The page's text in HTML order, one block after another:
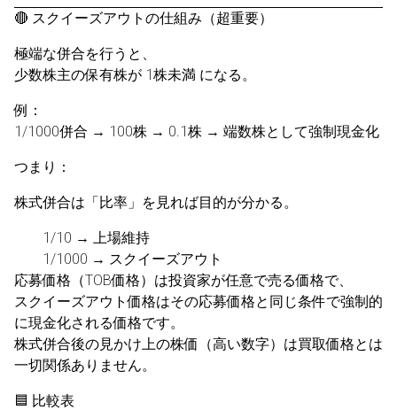
🔴 スクイーズアウトの仕組み（超重要）
極端な併合を行うと、
少数株主の保有株が 1株未満 になる。
例：
1/1000併合 → 100株 → 0.1株 → 端数株として強制現金化
つまり：
株式併合は「比率」を見れば目的が分かる。
1/10 → 上場維持
1/1000 → スクイーズアウト
応募価格（TOB価格）は投資家が任意で売る価格で、
スクイーズアウト価格はその応募価格と同じ条件で強制的
に現金化される価格です。
株式併合後の見かけ上の株価（高い数字）は買取価格とは
一切関係ありません。
🟦 比較表